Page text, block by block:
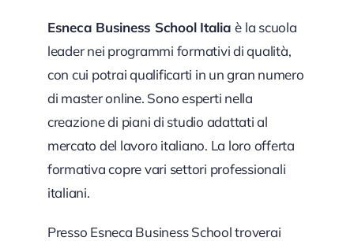
Esneca Business School Italiaè la scuola
leader nei programmi formativi di qualità,
con cui potrai qualificarti in un gran numero
di master online. Sono esperti nella
creazione di piani di studio adattati al
mercato del lavoro italiano. La loro offerta
formativa copre vari settori professionali
italiani.
Presso Esneca Business School troverai